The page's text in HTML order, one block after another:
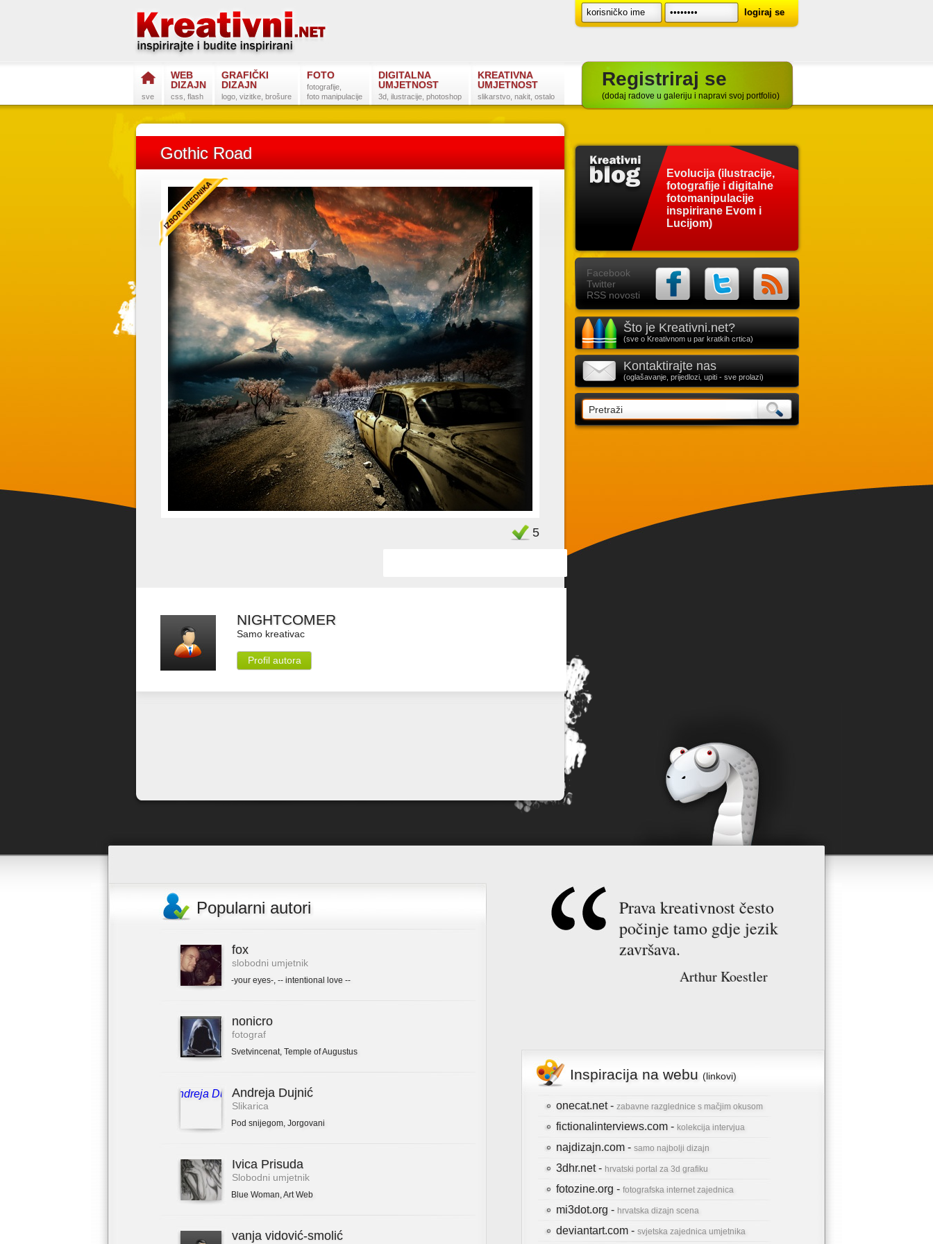
sve
WEB
DIZAJN
css, flash
GRAFIČKI
DIZAJN
logo, vizitke, brošure
FOTO
fotografije,
foto manipulacije
DIGITALNA
UMJETNOST
3d, ilustracije, photoshop
KREATIVNA
UMJETNOST
slikarstvo, nakit, ostalo
Registriraj se
(dodaj radove u galeriju i napravi svoj portfolio)
Gothic Road
5
NIGHTCOMER
Samo kreativac
Profil autora
Evolucija (ilustracije,
fotografije i digitalne
fotomanipulacije
inspirirane Evom i
Lucijom)
Facebook
Postanite naš fan na Facebooku
Twitter
Slijedite nas na Twitteru
RSS novosti
Pretplatite se na RSS
Što je Kreativni.net?
(sve o Kreativnom u par kratkih crtica)
Kontaktirajte nas
(oglašavanje, prijedlozi, upiti - sve prolazi)
Popularni autori
fox
slobodni umjetnik
-your eyes-, -- intentional love --
nonicro
fotograf
Svetvincenat, Temple of Augustus
Andreja Dujnić
Slikarica
Pod snijegom, Jorgovani
Ivica Prisuda
Slobodni umjetnik
Blue Woman,Art Web
vanja vidović-smolić
Prava kreativnost često
počinje tamo gdje jezik
završava.
Arthur Koestler
Inspiracija na webu (linkovi)
onecat.net - zabavne razglednice s mačjim okusom
fictionalinterviews.com - kolekcija intervjua
najdizajn.com - samo najbolji dizajn
3dhr.net - hrvatski portal za 3d grafiku
fotozine.org - fotografska internet zajednica
mi3dot.org - hrvatska dizajn scena
deviantart.com - svjetska zajednica umjetnika